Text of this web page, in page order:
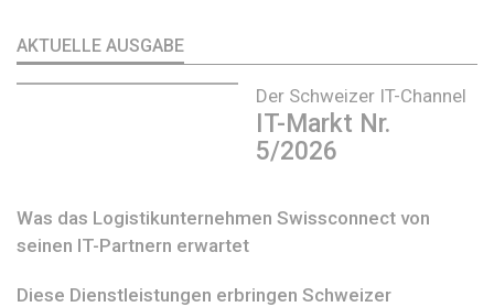
AKTUELLE AUSGABE
Der Schweizer IT-Channel
IT-Markt Nr.
5/2026
Was das Logistikunternehmen Swissconnect von
seinen IT-Partnern erwartet
Diese Dienstleistungen erbringen Schweizer